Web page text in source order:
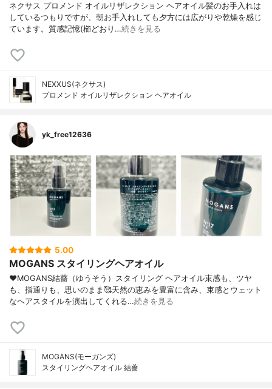
ネクサス プロメンド オイルリザレクション ヘアオイル髪のお手入れは
しているつもりですが、朝お手入れしても夕方には広がりや乾燥を感じ
ています。質感記憶(櫛どおり…続きを見る
NEXXUS(ネクサス)
プロメンド オイルリザレクション ヘアオイル
yk_free12636
5.00
MOGANS スタイリングヘアオイル
♥MOGANS結薔（ゆうそう）スタイリング ヘアオイル束感も、ツヤ
も、指通りも、思いのまま🥰天然の恵みを豊富に含み、束感とウェット
なヘアスタイルを演出してくれる…続きを見る
MOGANS(モーガンズ)
スタイリングヘアオイル 結薔